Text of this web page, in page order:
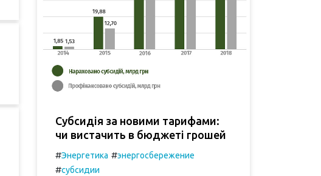
Субсидія за новими тарифами:
чи вистачить в бюджеті грошей
#Энергетика #энергосбережение
#субсидии